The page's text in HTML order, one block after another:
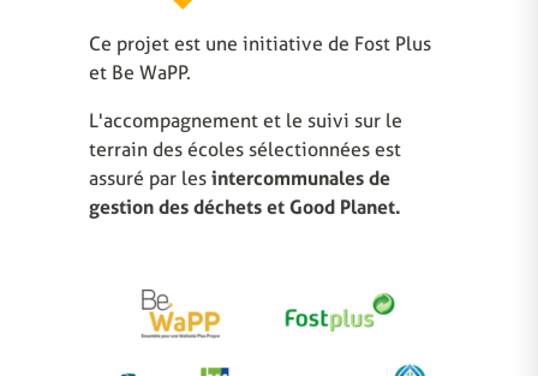
Ce projet est une initiative de Fost Plus
et Be WaPP.
L'accompagnement et le suivi sur le
terrain des écoles sélectionnées est
assuré par les intercommunales de
gestion des déchets et Good Planet.